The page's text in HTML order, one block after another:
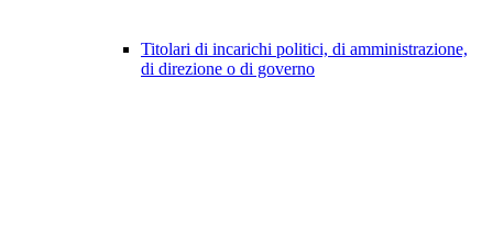
Titolari di incarichi politici, di amministrazione,
di direzione o di governo